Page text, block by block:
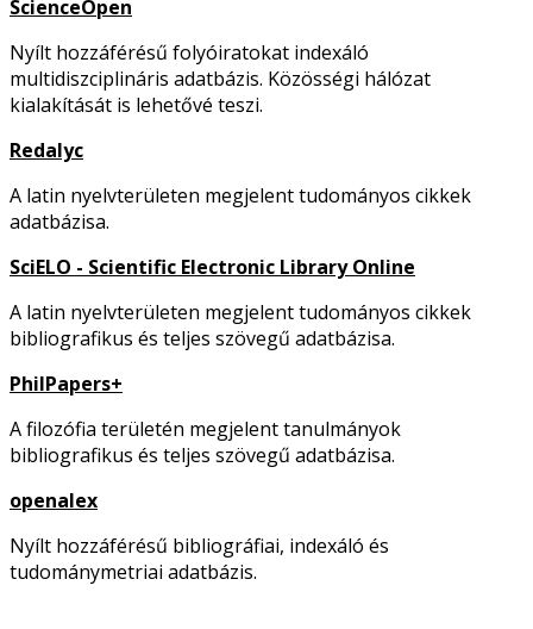
ScienceOpen
Nyílt hozzáférésű folyóiratokat indexáló
multidiszciplináris adatbázis. Közösségi hálózat
kialakítását is lehetővé teszi.
Redalyc
A latin nyelvterületen megjelent tudományos cikkek
adatbázisa.
SciELO - Scientific Electronic Library Online
A latin nyelvterületen megjelent tudományos cikkek
bibliografikus és teljes szövegű adatbázisa.
PhilPapers+
A filozófia területén megjelent tanulmányok
bibliografikus és teljes szövegű adatbázisa.
openalex
Nyílt hozzáférésű bibliográfiai, indexáló és
tudománymetriai adatbázis.